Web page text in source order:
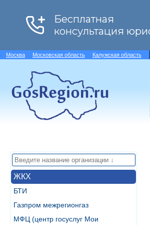
Москва Московская область Калужская область
ЖКХ
БТИ
Газпром межрегионгаз
МФЦ (центр госуслуг Мои